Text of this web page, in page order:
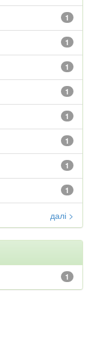
1
1
1
1
1
1
1
1
далі >
1